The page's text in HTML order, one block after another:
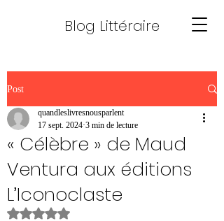
Blog Littéraire
Post
« Célèbre » de Maud
Ventura aux éditions
L’Iconoclaste
quandleslivresnousparlent
17 sept. 2024 3 min de lecture
Noté NaN étoiles sur 5.